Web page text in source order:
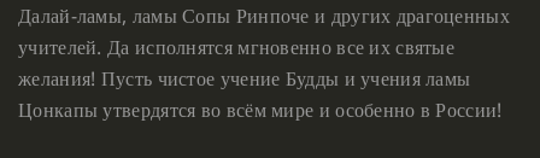
Далай-ламы, ламы Сопы Ринпоче и других драгоценных
учителей. Да исполнятся мгновенно все их святые
желания! Пусть чистое учение Будды и учения ламы
Цонкапы утвердятся во всём мире и особенно в России!